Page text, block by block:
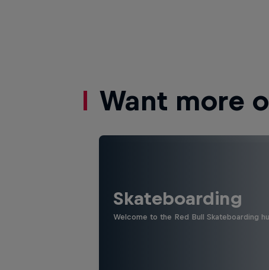
Want more
Skateboarding
Welcome to the Red Bull Skateboarding